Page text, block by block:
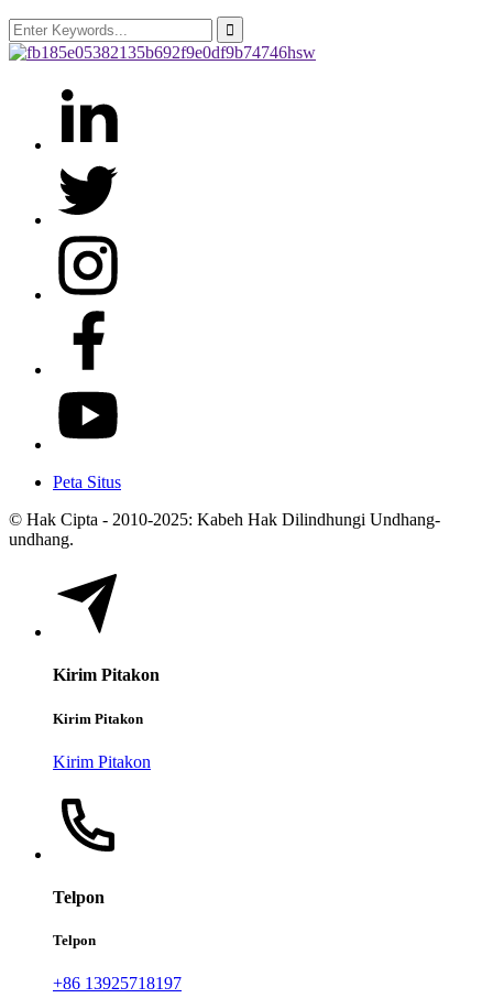
Peta Situs
© Hak Cipta - 2010-2025: Kabeh Hak Dilindhungi Undhang-
undhang.
Kirim Pitakon
Kirim Pitakon
Kirim Pitakon
Telpon
Telpon
+86 13925718197